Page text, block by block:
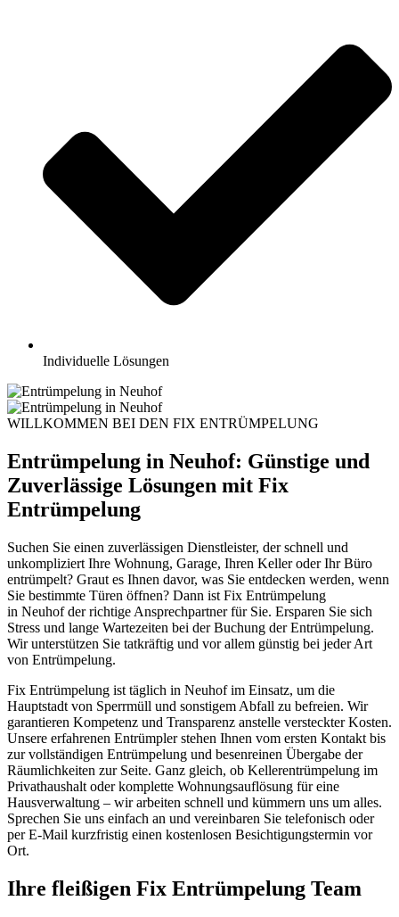
Individuelle Lösungen
WILLKOMMEN BEI DEN FIX ENTRÜMPELUNG
Entrümpelung in Neuhof: Günstige und
Zuverlässige Lösungen mit Fix
Entrümpelung
Suchen Sie einen zuverlässigen Dienstleister, der schnell und
unkompliziert Ihre Wohnung, Garage, Ihren Keller oder Ihr Büro
entrümpelt? Graut es Ihnen davor, was Sie entdecken werden, wenn
Sie bestimmte Türen öffnen? Dann ist Fix Entrümpelung
in Neuhofder richtige Ansprechpartner für Sie. Ersparen Sie sich
Stress und lange Wartezeiten bei der Buchung der Entrümpelung.
Wir unterstützen Sie tatkräftig und vor allem günstig bei jeder Art
von Entrümpelung.
Fix Entrümpelung ist täglich in Neuhof im Einsatz, um die
Hauptstadt von Sperrmüll und sonstigem Abfall zu befreien. Wir
garantieren Kompetenz und Transparenz anstelle versteckter Kosten.
Unsere erfahrenen Entrümpler stehen Ihnen vom ersten Kontakt bis
zur vollständigen Entrümpelung und besenreinen Übergabe der
Räumlichkeiten zur Seite. Ganz gleich, ob Kellerentrümpelung im
Privathaushalt oder komplette Wohnungsauflösung für eine
Hausverwaltung – wir arbeiten schnell und kümmern uns um alles.
Sprechen Sie uns einfach an und vereinbaren Sie telefonisch oder
per E-Mail kurzfristig einen kostenlosen Besichtigungstermin vor
Ort.
Ihre fleißigen Fix Entrümpelung Team